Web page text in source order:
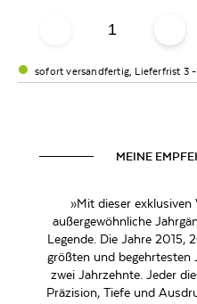
sofort versandfertig, Lieferfrist 3 -
MEINE
»Mit dieser exklusiven
außergewöhnliche
Legende. Die Jahre 2015,
größten und begehrtesten
zwei Jahrzehnte. Jeder
Präzision, Tiefe und